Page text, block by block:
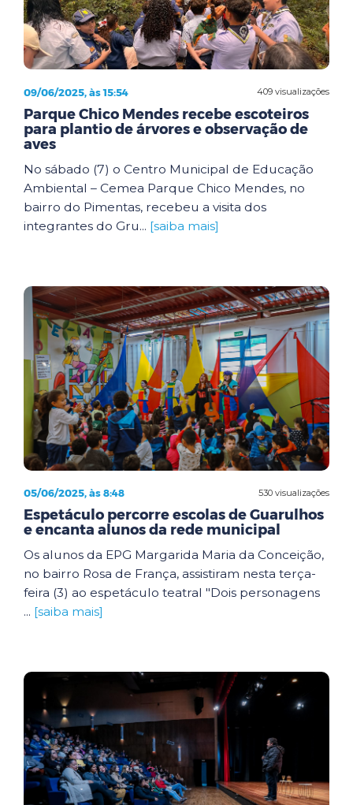
409 visualizações
09/06/2025, às 15:54
Parque Chico Mendes recebe escoteiros
para plantio de árvores e observação de
aves
No sábado (7) o Centro Municipal de Educação
Ambiental – Cemea Parque Chico Mendes, no
bairro do Pimentas, recebeu a visita dos
integrantes do Gru... [saiba mais]
530 visualizações
05/06/2025, às 8:48
Espetáculo percorre escolas de Guarulhos
e encanta alunos da rede municipal
Os alunos da EPG Margarida Maria da Conceição,
no bairro Rosa de França, assistiram nesta terça-
feira (3) ao espetáculo teatral "Dois personagens
... [saiba mais]